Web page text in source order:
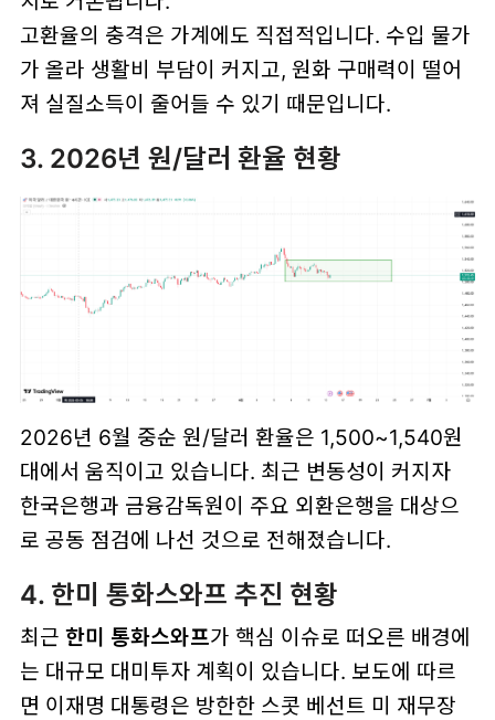
고환율의 충격은 가계에도 직접적입니다. 수입 물가
가 올라 생활비 부담이 커지고, 원화 구매력이 떨어
져 실질소득이 줄어들 수 있기 때문입니다.
3. 2026년 원/달러 환율 현황
2026년 6월 중순 원/달러 환율은 1,500~1,540원
대에서 움직이고 있습니다. 최근 변동성이 커지자
한국은행과 금융감독원이 주요 외환은행을 대상으
로 공동 점검에 나선 것으로 전해졌습니다.
4. 한미 통화스와프 추진 현황
최근 한미 통화스와프가 핵심 이슈로 떠오른 배경에
는 대규모 대미투자 계획이 있습니다. 보도에 따르
면 이재명 대통령은 방한한 스콧 베선트 미 재무장